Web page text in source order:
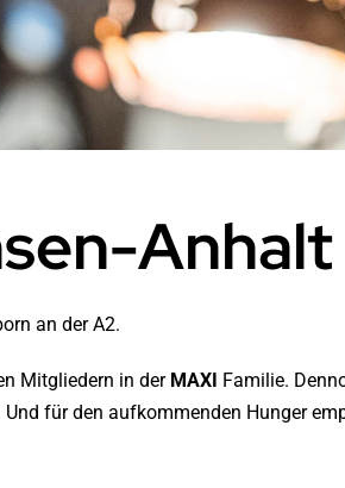
Anhalt
an der A2.
Mitgliedern in der MAXI Familie.
für den aufkommenden Hunger